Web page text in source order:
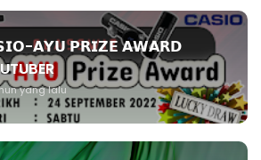
𝗔𝗬𝗨 𝗣𝗥𝗜𝗭𝗘 𝗔𝗪𝗔𝗥𝗗
yang lalu